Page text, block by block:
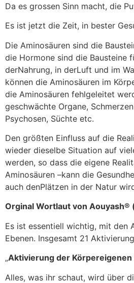
Da es grossen Sinn macht, die
Es ist jetzt die Zeit, in bester
Die Aminosäuren sind die
die Hormone sind die Bausteine
derNahrung, in derLuft und im
können die Aminosäuren im
die Aminosäuren fehlgeleitet
geschwächte Organe,
Psychosen, Süchte etc.
Den größten Einfluss auf die
wieder dieselbe Situation auf
werden, so dass die eigene
Aminosäuren –kann die
auch denPlätzen in der Natur
Orginal Wortlaut von
Es ist essentiell wichtig, mit den
Ebenen. Insgesamt 21
„Aktivierung der
Alles, was ihr schaut, wird über